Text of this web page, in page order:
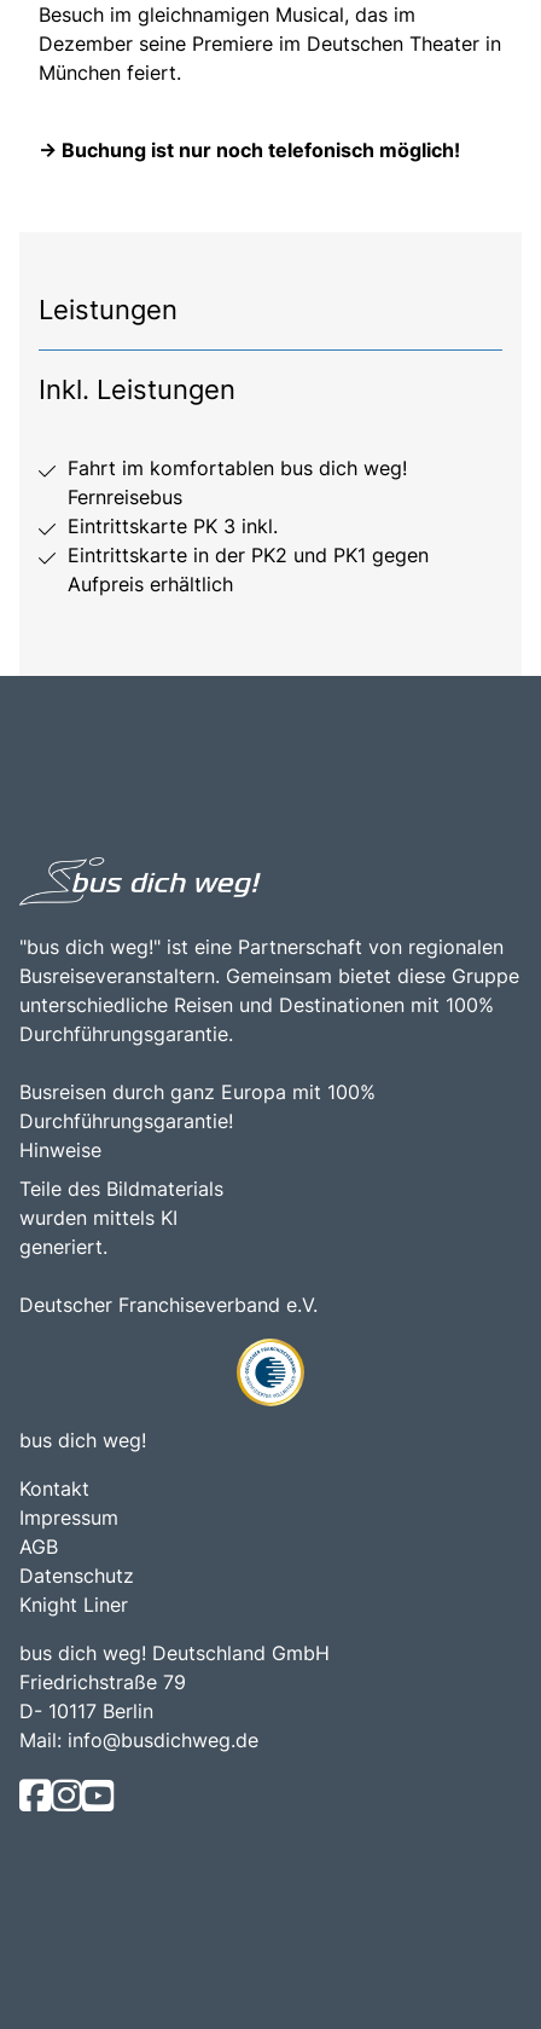
Besuch im gleichnamigen Musical, das im
Dezember seine Premiere im Deutschen Theater in
München feiert.
-> Buchung ist nur noch telefonisch möglich!
Leistungen
Inkl. Leistungen
Fahrt im komfortablen bus dich weg!
Fernreisebus
Eintrittskarte PK 3 inkl.
Eintrittskarte in der PK2 und PK1 gegen
Aufpreis erhältlich
"bus dich weg!" ist eine Partnerschaft von regionalen
Busreiseveranstaltern. Gemeinsam bietet diese Gruppe
unterschiedliche Reisen und Destinationen mit 100%
Durchführungsgarantie.
Busreisen durch ganz Europa mit 100%
Durchführungsgarantie!
Hinweise
Teile des Bildmaterials
wurden mittels KI
generiert.
Deutscher Franchiseverband e.V.
bus dich weg!
Kontakt
Impressum
AGB
Datenschutz
Knight Liner
bus dich weg! Deutschland GmbH
Friedrichstraße 79
D- 10117 Berlin
Mail: info@busdichweg.de